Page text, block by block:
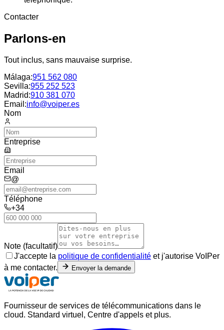
Contacter
Parlons-en
Tout inclus, sans mauvaise surprise.
Málaga:951 562 080
Sevilla:955 252 523
Madrid:910 381 070
Email:info@voiper.es
Nom
Entreprise
Email
@
Téléphone
+34
Note (facultatif)
J'accepte la politique de confidentialité et j'autorise VoIPer
à me contacter.
Envoyer la demande
Fournisseur de services de télécommunications dans le
cloud. Standard virtuel, Centre d'appels et plus.